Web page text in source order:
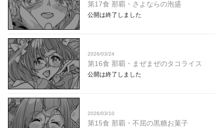
第17食 那覇・さよならの泡盛
公開は終了しました
2026/03/24
第16食 那覇・まぜまぜのタコライス
公開は終了しました
2026/03/10
第15食 那覇・不屈の黒糖お菓子